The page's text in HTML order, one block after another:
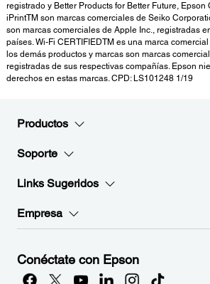
registrado y Better Products for Better Future, Epson
iPrintTM son marcas comerciales de Seiko
son marcas comerciales de Apple Inc., registradas
países. Wi-Fi CERTIFIEDTM es una marca
los demás productos y marcas son marcas
registradas de sus respectivas compañías. Epson
derechos en estas marcas. CPD: LS101248 1/19
Productos
Soporte
Links Sugeridos
Empresa
Conéctate con Epson